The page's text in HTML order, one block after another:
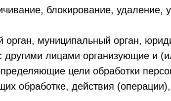
блокирование, удаление,
орган, муниципальный орган,
другими лицами организующие и
цели обработки
обработке, действия